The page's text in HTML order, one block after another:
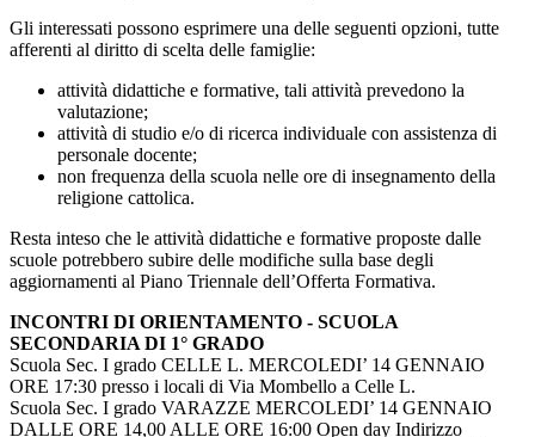
Gli interessati possono esprimere una delle seguenti opzioni, tutte
afferenti al diritto di scelta delle famiglie:
attività didattiche e formative, tali attività prevedono la
valutazione;
attività di studio e/o di ricerca individuale con assistenza di
personale docente;
non frequenza della scuola nelle ore di insegnamento della
religione cattolica.
Resta inteso che le attività didattiche e formative proposte dalle
scuole potrebbero subire delle modifiche sulla base degli
aggiornamenti al Piano Triennale dell’Offerta Formativa.
INCONTRI DI ORIENTAMENTO - SCUOLA
SECONDARIA DI 1° GRADO
Scuola Sec. I grado CELLE L. MERCOLEDI’ 14 GENNAIO
ORE 17:30 presso i locali di Via Mombello a Celle L.
Scuola Sec. I grado VARAZZE MERCOLEDI’ 14 GENNAIO
DALLE ORE 14,00 ALLE ORE 16:00 Open day Indirizzo